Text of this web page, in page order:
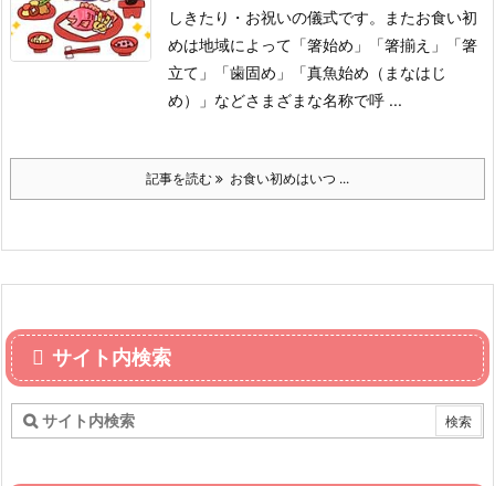
しきたり・お祝いの儀式です。
またお食い初
めは地域によって「箸始め」「箸揃え」「箸
立て」「歯固め」「真魚始め（まなはじ
め）」などさまざまな名称で呼 ...
記事を読む お食い初めはいつ ...
サイト内検索